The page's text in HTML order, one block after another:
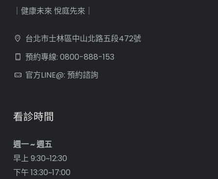
｜健康未來 悅庭先來｜
台北市士林區中山北路五段472號
預約專線: 0800-888-153
官方LINE@: 預約諮詢
看診時間
週一 ~ 週五
早上 9:30~12:30
下午 13:30~17:00